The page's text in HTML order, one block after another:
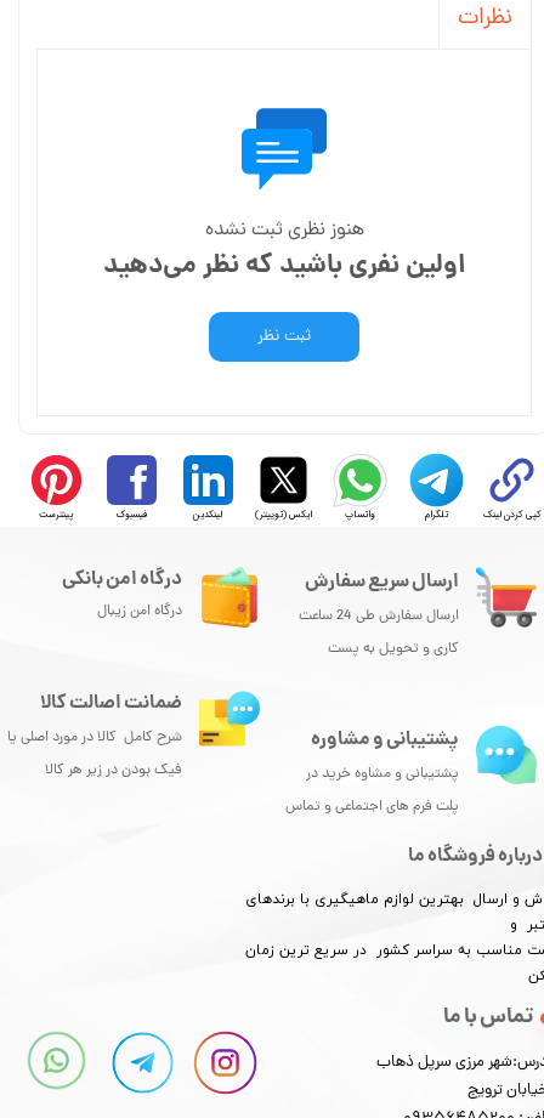
نظرات
هنوز نظری ثبت نشده
اولین نفری باشید که نظر می‌دهید
ثبت نظر
کپی کردن لینک تلگرام واتساپ ایکس (توییتر) لینکدین فیسبوک پینترست
ارسال سریع سفارش
ارسال سفارش طی 24 ساعت
کاری و تحویل به پست
درباره فروشگاه ما
و ارسال بهترین لوازم ماهیگیری با برندهای
و
مناسب به سراسر کشور در سریع ترین زمان
تماس با ما
مرزی سرپل ذهاب
ترویج
درگاه امن بانکی
درگاه امن زیبال
پشتیبانی و مشاوره
پشتیبانی و مشاوه خرید در
پلت فرم های اجتماعی و تماس
ضمانت اصالت کالا
شرح کامل کالا در مورد اصلی یا
فیک بودن در زیر هر کالا